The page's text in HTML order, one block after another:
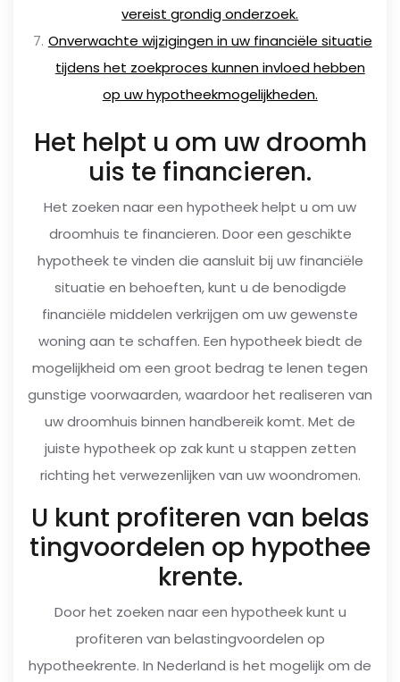
vereist grondig onderzoek.
Onverwachte wijzigingen in uw financiële situatie
tijdens het zoekproces kunnen invloed hebben
op uw hypotheekmogelijkheden.
Het helpt u om uw droomh
uis te financieren.
Het zoeken naar een hypotheek helpt u om uw
droomhuis te financieren. Door een geschikte
hypotheek te vinden die aansluit bij uw financiële
situatie en behoeften, kunt u de benodigde
financiële middelen verkrijgen om uw gewenste
woning aan te schaffen. Een hypotheek biedt de
mogelijkheid om een groot bedrag te lenen tegen
gunstige voorwaarden, waardoor het realiseren van
uw droomhuis binnen handbereik komt. Met de
juiste hypotheek op zak kunt u stappen zetten
richting het verwezenlijken van uw woondromen.
U kunt profiteren van belas
tingvoordelen op hypothee
krente.
Door het zoeken naar een hypotheek kunt u
profiteren van belastingvoordelen op
hypotheekrente. In Nederland is het mogelijk om de